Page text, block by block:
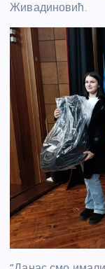
Живадиновић.